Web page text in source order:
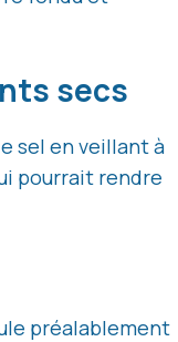
secs
sel en veillant à
pourrait rendre
préalablement